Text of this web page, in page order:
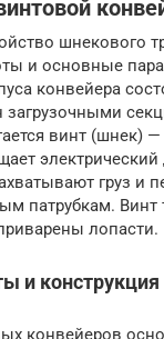
шнекового
и основные
конвейера
винт (шнек)
электрический
груз и
патрубкам. Винт
лопасти.
и
конвейеров